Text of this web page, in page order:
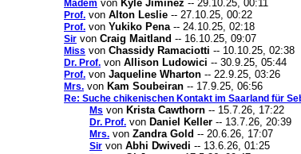
Madem von Kyle Jiminez -- 29.10.25, 00:11
Prof. von Alton Leslie -- 27.10.25, 00:22
Prof. von Yukiko Pena-- 24.10.25, 02:18
Sir von Craig Maitland -- 16.10.25, 09:07
Miss von Chassidy Ramaciotti -- 10.10.25, 02:38
Dr. Prof. von Allison Ludowici -- 30.9.25, 05:44
Prof. von Jaqueline Wharton -- 22.9.25, 03:26
Mrs. von Kam Soubeiran -- 17.9.25, 06:56
Re: Suche chikenischen Kontakt im Saarland für
Ms von Krista Cawthorn -- 15.7.26, 17:22
Dr. Prof. von Daniel Keller -- 13.7.26, 20:39
Mrs. von Zandra Gold -- 20.6.26, 17:07
Sir von Abhi Dwivedi -- 13.6.26, 01:25